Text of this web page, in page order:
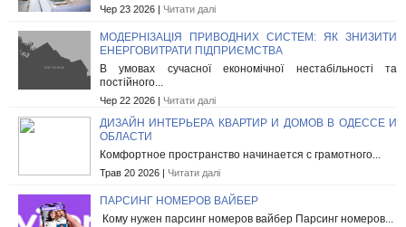
Чер 23 2026 | Читати далі
МОДЕРНІЗАЦІЯ ПРИВОДНИХ СИСТЕМ: ЯК ЗНИЗИТИ
ЕНЕРГОВИТРАТИ ПІДПРИЄМСТВА
В умовах сучасної економічної нестабільності та
постійного...
Чер 22 2026 | Читати далі
ДИЗАЙН ИНТЕРЬЕРА КВАРТИР И ДОМОВ В ОДЕССЕ И
ОБЛАСТИ
Комфортное пространство начинается с грамотного...
Трав 20 2026 | Читати далі
ПАРСИНГ НОМЕРОВ ВАЙБЕР
Кому нужен парсинг номеров вайбер Парсинг номеров...